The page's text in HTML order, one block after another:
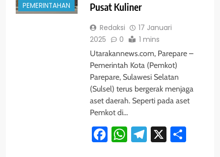
PEMERINTAHAN
Pusat Kuliner
Redaksi
17 Januari
2025
0 1 mins
Utarakannews.com, Parepare –
Pemerintah Kota (Pemkot)
Parepare, Sulawesi Selatan
(Sulsel) terus bergerak menjaga
aset daerah. Seperti pada aset
Pemkot di…
Facebook
WhatsApp
Telegram
X